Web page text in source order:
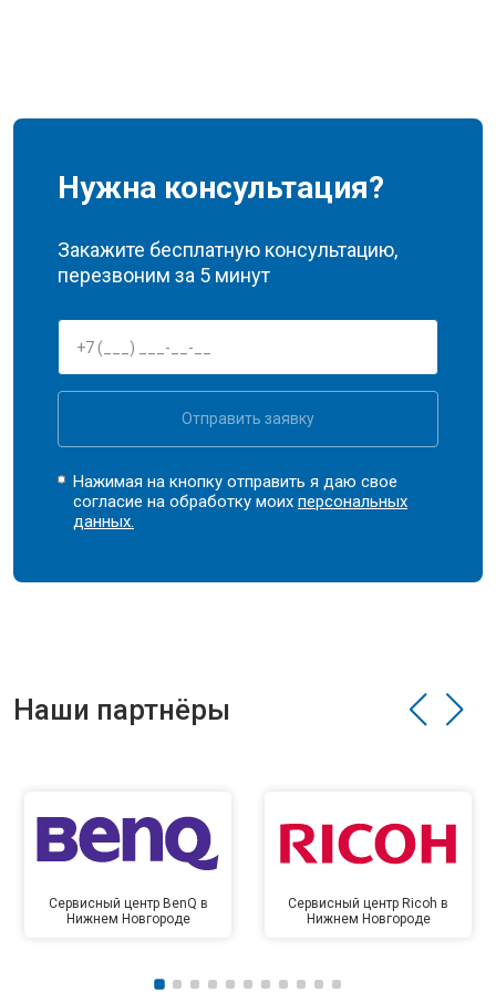
Нужна консультация?
Закажите бесплатную консультацию,
перезвоним за 5 минут
Отправить заявку
Нажимая на кнопку отправить я даю свое
согласие на обработку моихперсональных
данных.
Наши партнёры
Сервисный центр BenQ в
Нижнем Новгороде
Сервисный центр Ricoh в
Нижнем Новгороде